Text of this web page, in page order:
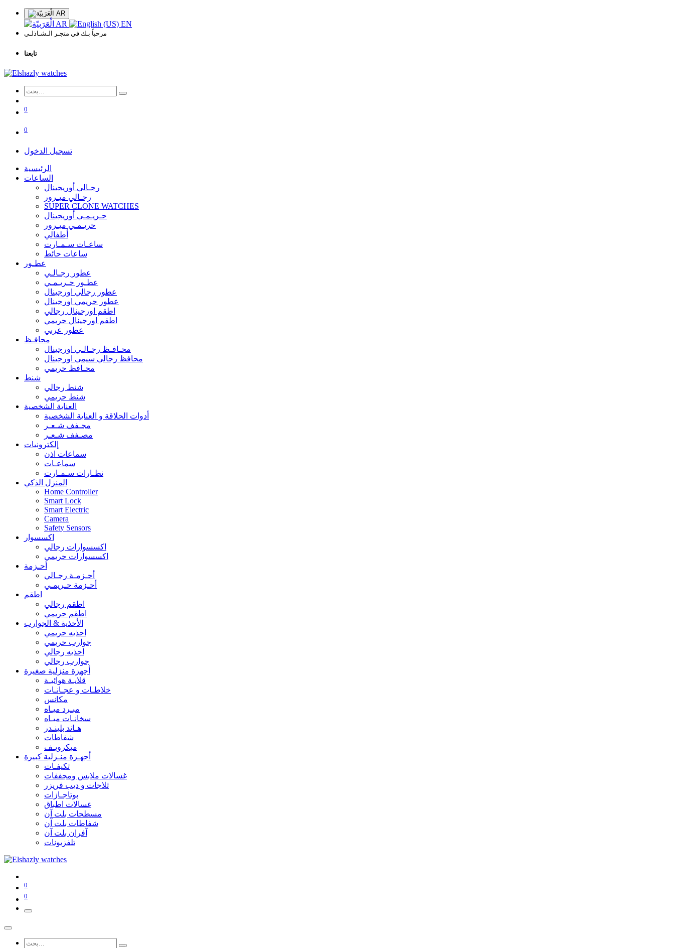
AR
AR EN
مرحباً بـك في متجـر الـشـاذلـي
تابعنا
0
0
تسجيل الدخول
الرئيسية
الساعات
رجـالي أوريجينال
رجـالي ميـرور
SUPER CLONE WATCHES
حـريـمـي أوريجينال
حريـمـي ميـرور
أطفالي
ساعـات سـمـارت
ساعات حائط
عطـور
عطور رجـالـي
عطـور حـريـمـي
عطور رجالي اورجينال
عطور حريمي اورجينال
اطقم اورجينال رجالي
اطقم اورجينال حريمي
عطور عربي
محافـظ
محـافـظ رجـالـي اورجينال
محافظ رجالي سيمي اورجينال
محـافظ حريمي
شنط
شنط رجالي
شنط حريمي
العناية الشخصية
أدوات الحلاقة و العناية الشخصية
مجـفف شـعـر
مصـفف شـعـر
إلكترونيات
سماعات اذن
سماعـات
نظـارات سـمـارت
المنزل الذكي
Home Controller
Smart Lock
Smart Electric
Camera
Safety Sensors
اكسسوار
اكسسوارات رجالي
اكسسوارات حريمي
أحـزمة
أحـزمـة رجـالي
أحـزمة حـريمـي
اطقم
اطقم رجالي
اطقم حريمي
الأحذية & الجوارب
احذيه حريمي
جوارب حريمي
احذيه رجالي
جوارب رجالي
أجهزة منزلية صغيرة
قلايـة هوائيـة
خلاطـات و عجـانـات
مكانس
مبـرد ميـاه
سخانـات ميـاه
هـاند بلينـدر
شفاطات
ميكرويـف
أجهـزة منـزلية كبيرة
تكيفـات
غسالات ملابس ومجففات
ثلاجات و ديب فريزر
بوتاجـازات
غسالات اطباق
مسطحات بلت آن
شفاطات بلت آن
آفران بلت آن
تلفزيونات
0
0